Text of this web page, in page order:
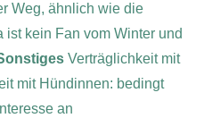
Weg, ähnlich wie die
kein Fan vom Winter und
Verträglichkeit mit
mit Hündinnen: bedingt
an